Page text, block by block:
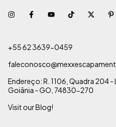
+55 62 3639-0459
Endereço: R. 1106, Quadra 204 -
Goiânia - GO, 74830-270
Visit our Blog!